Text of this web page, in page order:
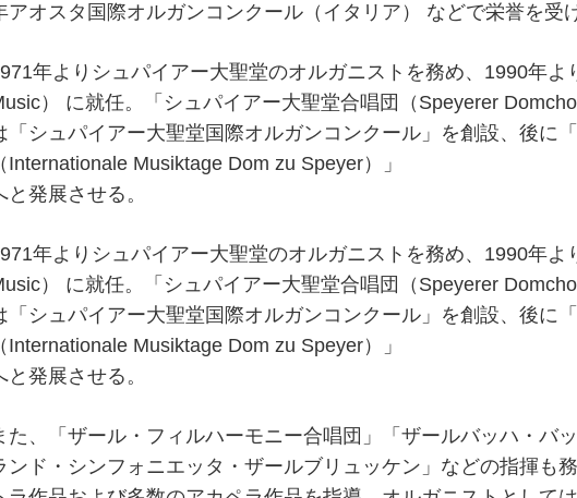
アオスタ国際オルガンコンクール（イタリア） などで栄誉を受
年よりシュパイアー大聖堂のオルガニストを務め、1990年よ
） に就任。「シュパイアー大聖堂合唱団（Speyerer
「シュパイアー大聖堂国際オルガンコンクール」を創設、後に
Internationale Musiktage Dom zu Speyer）」
と発展させる。
年よりシュパイアー大聖堂のオルガニストを務め、1990年よ
） に就任。「シュパイアー大聖堂合唱団（Speyerer
「シュパイアー大聖堂国際オルガンコンクール」を創設、後に
Internationale Musiktage Dom zu Speyer）」
と発展させる。
た、「ザール・フィルハーモニー合唱団」「ザールバッハ・バ
ンド・シンフォニエッタ・ザールブリュッケン」などの指揮も